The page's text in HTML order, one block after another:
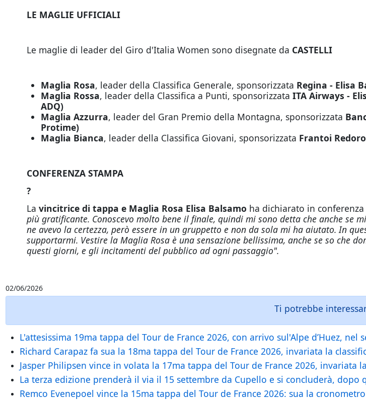
LE MAGLIE UFFICIALI
Le maglie di leader del Giro d'Italia Women sono disegnate da CASTELLI
Maglia Rosa, leader della Classifica Generale, sponsorizzata Regina - Elisa
Maglia Rossa, leader della Classifica a Punti, sponsorizzata ITA Airways -
ADQ)
Maglia Azzurra, leader del Gran Premio della Montagna, sponsorizzata
Protime)
Maglia Bianca, leader della Classifica Giovani, sponsorizzata Frantoi
CONFERENZA STAMPA
?
La vincitrice di tappa e Maglia Rosa Elisa Balsamo ha dichiarato in conferenza
più gratificante. Conoscevo molto bene il finale, quindi mi sono detta che anche se
ne avevo la certezza, però essere in un gruppetto e non da sola mi ha aiutato. In
supportarmi. Vestire la Maglia Rosa è una sensazione bellissima, anche se so che
questi giorni, e gli incitamenti del pubblico ad ogni passaggio".
02/06/2026
Ti potrebbe
L'attesissima 19ma tappa del Tour de France 2026, con arrivo sul'Alpe d’Huez, nel
Richard Carapaz fa sua la 18ma tappa del Tour de France 2026, invariata la
Jasper Philipsen vince in volata la 17ma tappa del Tour de France 2026, invariata
La terza edizione prenderà il via il 15 settembre da Cupello e si concluderà,
Remco Evenepoel vince la 15ma tappa del Tour de France 2026: sua la